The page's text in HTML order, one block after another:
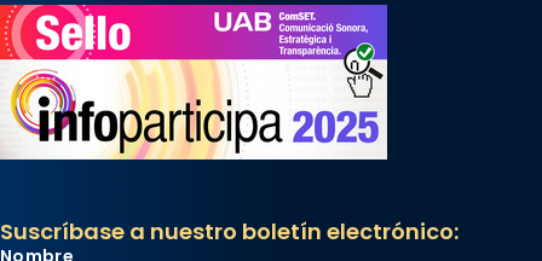
Suscríbase a nuestro boletín electrónico:
Nombre